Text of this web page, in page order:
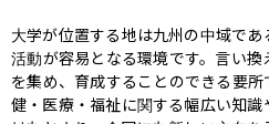
大学が位置する地は九州の中域で
活動が容易となる環境です。言い
を集め、育成することのできる要
健・医療・福祉に関する幅広い知